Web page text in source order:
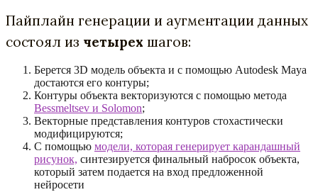
Пайплайн генерации и аугментации данных
состоял из четырех шагов:
Берется 3D модель объекта и с помощью Autodesk Maya
достаются его контуры;
Контуры объекта векторизуются с помощью метода
Bessmeltsev и Solomon;
Векторные представления контуров стохастически
модифицируются;
С помощью модели, которая генерирует карандашный
рисунок, синтезируется финальный набросок объекта,
который затем подается на вход предложенной
нейросети